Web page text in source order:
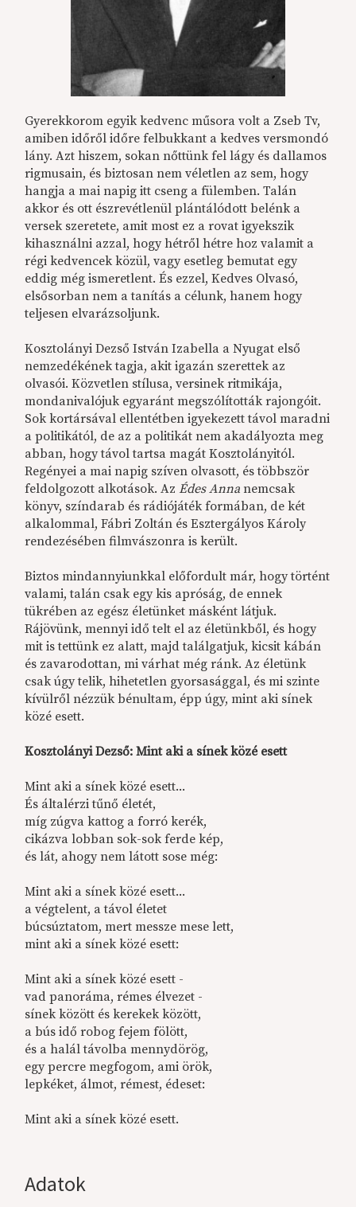
Adatok
Gyerekkorom egyik kedvenc műsora volt a Zseb Tv,
amiben időről időre felbukkant a kedves versmondó
lány. Azt hiszem, sokan nőttünk fel lágy és dallamos
rigmusain, és biztosan nem véletlen az sem, hogy
hangja a mai napig itt cseng a fülemben. Talán
akkor és ott észrevétlenül plántálódott belénk a
versek szeretete, amit most ez a rovat igyekszik
kihasználni azzal, hogy hétről hétre hoz valamit a
régi kedvencek közül, vagy esetleg bemutat egy
eddig még ismeretlent. És ezzel, Kedves Olvasó,
elsősorban nem a tanítás a célunk, hanem hogy
teljesen elvarázsoljunk.
Kosztolányi Dezső István Izabella a Nyugat első
nemzedékének tagja, akit igazán szerettek az
olvasói. Közvetlen stílusa, versinek ritmikája,
mondanivalójuk egyaránt megszólították rajongóit.
Sok kortársával ellentétben igyekezett távol maradni
a politikától, de az a politikát nem akadályozta meg
abban, hogy távol tartsa magát Kosztolányitól.
Regényei a mai napig szíven olvasott, és többször
feldolgozott alkotások. AzÉdes Anna nemcsak
könyv, színdarab és rádiójáték formában, de két
alkalommal, Fábri Zoltán és Esztergályos Károly
rendezésében filmvászonra is került.
Biztos mindannyiunkkal előfordult már, hogy történt
valami, talán csak egy kis apróság, de ennek
tükrében az egész életünket másként látjuk.
Rájövünk, mennyi idő telt el az életünkből, és hogy
mit is tettünk ez alatt, majd találgatjuk, kicsit kábán
és zavarodottan, mi várhat még ránk. Az életünk
csak úgy telik, hihetetlen gyorsasággal, és mi szinte
kívülről nézzük bénultam, épp úgy, mint aki sínek
közé esett.
Kosztolányi Dezső: Mint aki a sínek közé esett
Mint aki a sínek közé esett...
És általérzi tűnő életét,
míg zúgva kattog a forró kerék,
cikázva lobban sok-sok ferde kép,
és lát, ahogy nem látott sose még:
Mint aki a sínek közé esett...
a végtelent, a távol életet
búcsúztatom, mert messze mese lett,
mint aki a sínek közé esett:
Mint aki a sínek közé esett -
vad panoráma, rémes élvezet -
sínek között és kerekek között,
a bús idő robog fejem fölött,
és a halál távolba mennydörög,
egy percre megfogom, ami örök,
lepkéket, álmot, rémest, édeset:
Mint aki a sínek közé esett.